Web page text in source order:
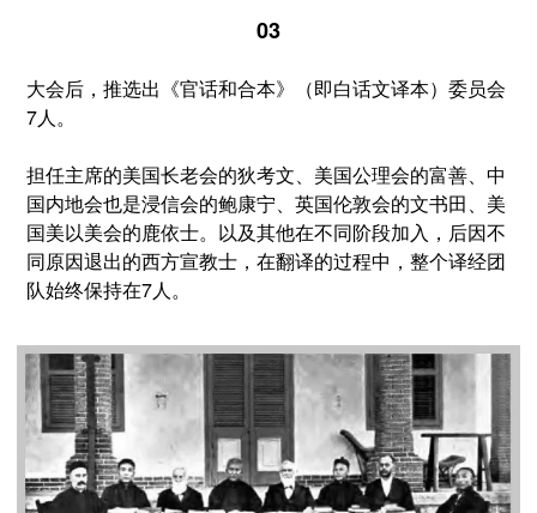
03
大会后，推选出《官话和合本》（即白话文译本）委员会
7人。
担任主席的美国长老会的狄考文、美国公理会的富善、中
国内地会也是浸信会的鲍康宁、英国伦敦会的文书田、美
国美以美会的鹿依士。 以及其他在不同阶段加入，后因不
同原因退出的西方宣教士，在翻译的过程中，整个译经团
队始终保持在7人。